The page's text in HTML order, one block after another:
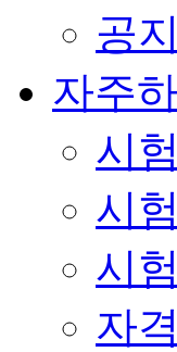
공
자주
시
시
시
자